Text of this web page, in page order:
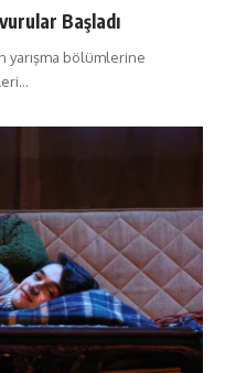
Başladı
yarışma bölümlerine